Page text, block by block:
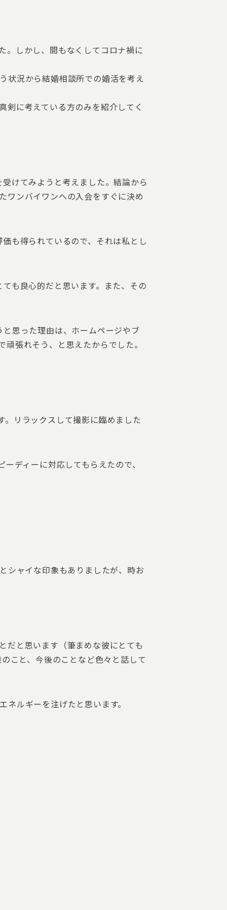
。しかし、間もなくしてコロナ禍に
状況から結婚相談所での婚活を考え
剣に考えている方のみを紹介してく
けてみようと考えました。結論から
ワンバイワンへの入会をすぐに決め
も得られているので、それは私とし
も良心的だと思います。また、その
思った理由は、ホームページやブ
張れそう、と思えたからでした。
リラックスして撮影に臨めました
ディーに対応してもらえたので、
シャイな印象もありましたが、時お
だと思います（筆まめな彼にとても
こと、今後のことなど色々と話して
ルギーを注げたと思います。